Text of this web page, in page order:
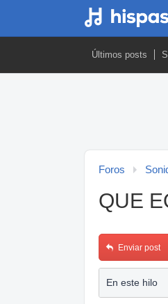
Últimos posts
Foros
QUE
Enviar post